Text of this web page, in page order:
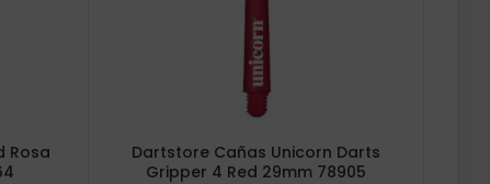
Rosa
Dartstore Cañas Unicorn Darts
Gripper 4 Red 29mm 78905